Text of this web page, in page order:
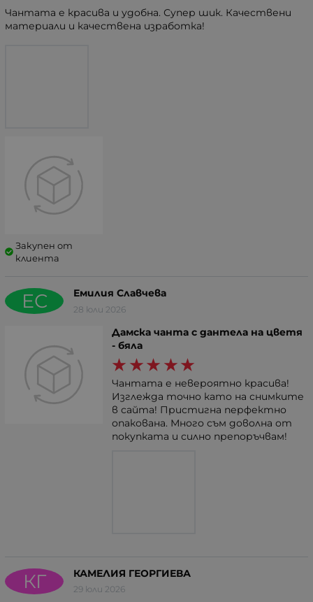
Чантата е красива и удобна. Супер шик. Качествени
материали и качествена изработка!
Закупен от
клиента
КГ КАМЕЛИЯ ГЕОРГИЕВА
29 юли 2026
ЕС Емилия Славчева
28 юли 2026
Дамска чанта с дантела на цветя
- бяла
Чантата е невероятно красива!
Изглежда точно като на снимките
в сайта! Пристигна перфектно
опакована. Много съм доволна от
покупката и силно препоръчвам!